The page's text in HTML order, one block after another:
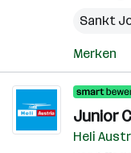
Sankt
Merken
Junior
Heli